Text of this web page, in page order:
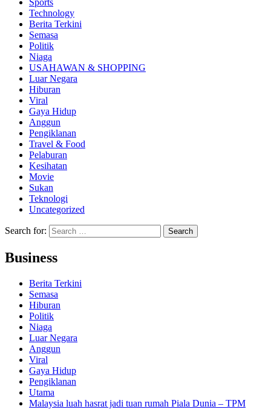
Sports
Technology
Berita Terkini
Semasa
Politik
Niaga
USAHAWAN & SHOPPING
Luar Negara
Hiburan
Viral
Gaya Hidup
Anggun
Pengiklanan
Travel & Food
Pelaburan
Kesihatan
Movie
Sukan
Teknologi
Uncategorized
Search for:
Business
Berita Terkini
Semasa
Hiburan
Politik
Niaga
Luar Negara
Anggun
Viral
Gaya Hidup
Pengiklanan
Utama
Malaysia luah hasrat jadi tuan rumah Piala Dunia – TPM